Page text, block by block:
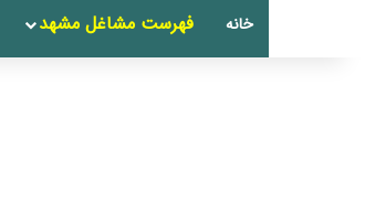
خانه فهرست مشاغل مشهد